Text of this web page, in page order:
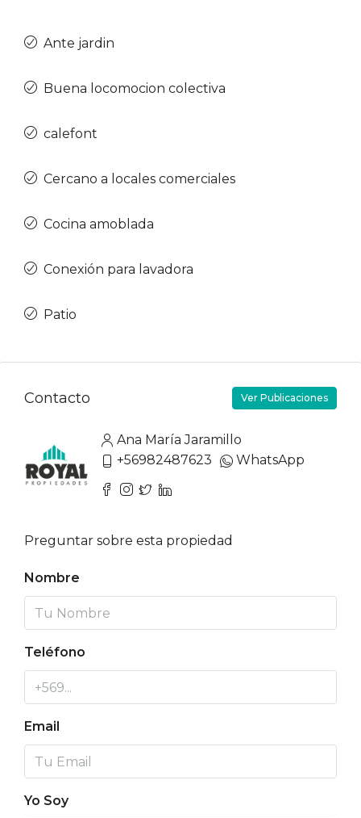
Ante jardin
Buena locomocion colectiva
calefont
Cercano a locales comerciales
Cocina amoblada
Conexión para lavadora
Patio
Contacto Ver Publicaciones
Ana María Jaramillo
+56982487623
WhatsApp
Preguntar sobre esta propiedad
Nombre
Teléfono
Email
Yo Soy